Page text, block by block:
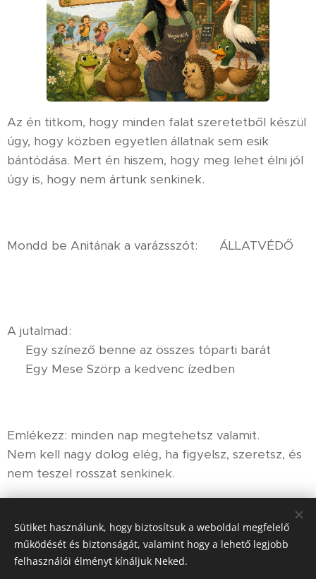
Az én titkom, hogy minden falat szeretetből készül
úgy, hogy közben egyetlen állatnak sem esik
bántódása. Mert én hiszem, hogy meg lehet élni jól
úgy is, hogy nem ártunk senkinek.
Mondd be Anitának a varázsszót: ✨ ÁLLATVÉDŐ
A jutalmad:
🖍️ Egy színező benne az összes tóparti barát
🧃 Egy Mese Szörp a kedvenc ízedben
Emlékezz: minden nap megtehetsz valamit.
Nem kell nagy dolog elég, ha figyelsz, szeretsz, és
nem teszel rosszat senkinek. 🌱
Share
Sütiket használunk, hogy biztosítsuk a weboldal megfelelő
működését és biztonságát, valamint hogy a lehető legjobb
felhasználói élményt kínáljuk Neked.